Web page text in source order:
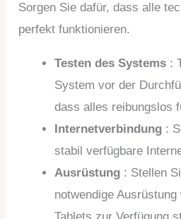
Sorgen Sie dafür, dass alle
perfekt funktionieren.
Testen des Systems :
System vor der
dass alles reibungslos
Internetverbindung :
stabil verfügbare
Ausrüstung : Stellen
notwendige